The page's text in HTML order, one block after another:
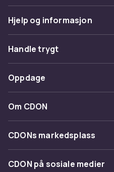
Hjelp og informasjon
Vanlige spørsmål
Spor pakke
Angre & returner her
Kontakt oss
Handle trygt
Betaling
Levering
Tilbakekallinger
Oppdage
Kategorier
Varemerker
Om CDON
Om oss
Kundeanmeldelser
CDONs markedsplass
Merchant Help Center
CDON på sosiale medier